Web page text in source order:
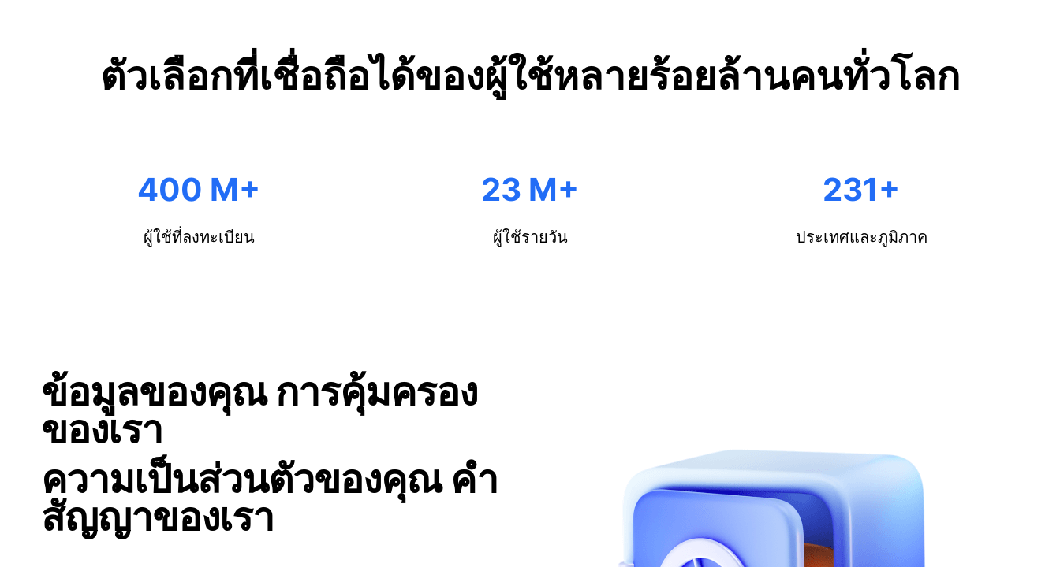
ตัวเลือกที่เชื่อถือได้ของผู้ใช้หลายร้อยล้านคนทั่วโลก
400 M+
ผู้ใช้ที่ลงทะเบียน
23 M+
ผู้ใช้รายวัน
231+
ประเทศและภูมิภาค
ข้อมูลของคุณ การคุ้มครอง
ของเรา
ความเป็นส่วนตัวของคุณ คำ
สัญญาของเรา
สัญลักษณ์ของความน่าเชื่อถือและความมั่นคง มอบความรู้สึกปลอดภัย
TeraBox เปิดตัวสำหรับผู้ใช้ทั่วโลก โดยให้พื้นที่เก็บข้อมูลฟรี 1TB
ความเร็วในการอัพโหลดและดาวน์โหลดไม่จำกัด ถ่ายโอนไฟล์ขนาด